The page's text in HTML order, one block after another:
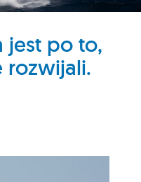
jest po to,
rozwijali.